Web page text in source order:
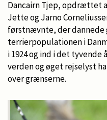
Dancairn Tjep, opdrættet
Jette og Jarno
førstnævnte, der dannede
terrierpopulationen i
i 1924 og ind i det tyvende
verden og øget rejselyst
over grænserne.